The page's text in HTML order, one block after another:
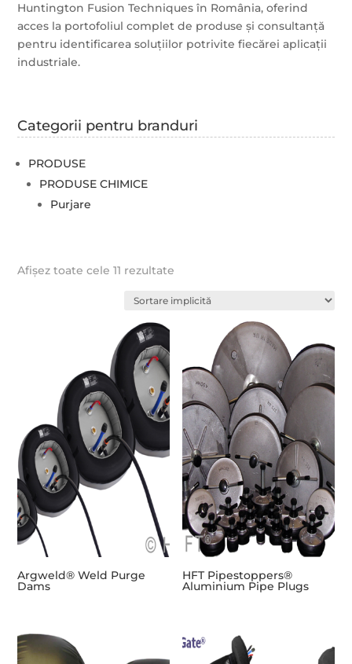
Huntington Fusion Techniques în România, oferind
acces la portofoliul complet de produse și consultanță
pentru identificarea soluțiilor potrivite fiecărei aplicații
industriale.
Categorii pentru branduri
PRODUSE
PRODUSE CHIMICE
Purjare
Afișez toate cele 11 rezultate
Argweld® Weld Purge
Dams
HFT Pipestoppers®
Aluminium Pipe Plugs